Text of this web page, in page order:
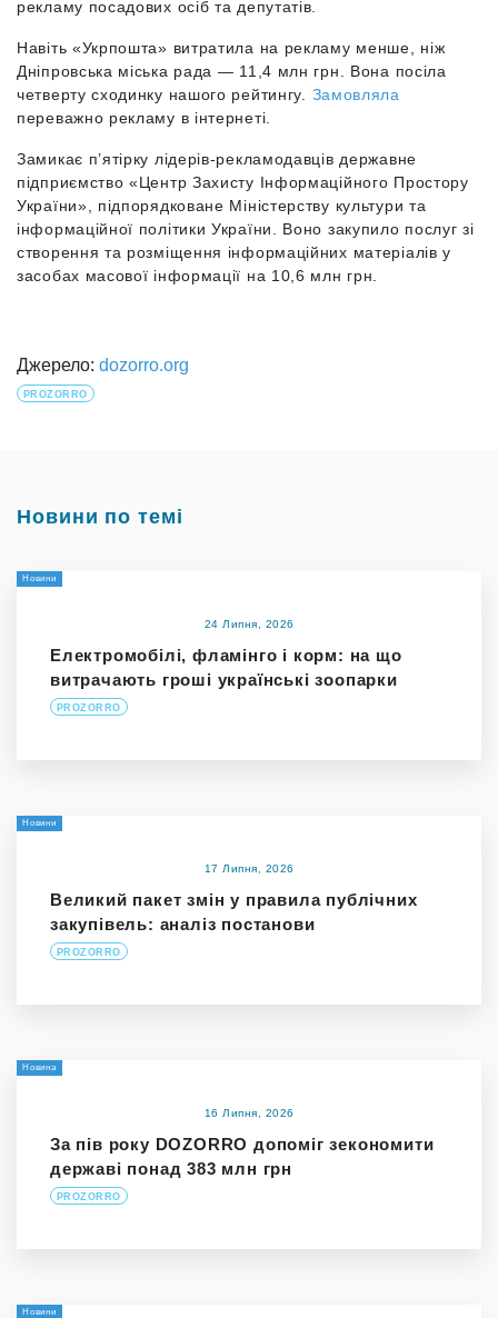
рекламу посадових осіб та депутатів.
Навіть «Укрпошта» витратила на рекламу менше, ніж
Дніпровська міська рада — 11,4 млн грн. Вона посіла
четверту сходинку нашого рейтингу. Замовляла
переважно рекламу в інтернеті.
Замикає п’ятірку лідерів-рекламодавців державне
підприємство «Центр Захисту Інформаційного Простору
України», підпорядковане Міністерству культури та
інформаційної політики України. Воно закупило послуг зі
створення та розміщення інформаційних матеріалів у
засобах масової інформації на 10,6 млн грн.
Джерело: dozorro.org
PROZORRO
Новини по темі
Новини
24 Липня, 2026
Електромобілі, фламінго і корм: на що
витрачають гроші українські зоопарки
PROZORRO
Новини
17 Липня, 2026
Великий пакет змін у правила публічних
закупівель: аналіз постанови
PROZORRO
Новина
16 Липня, 2026
За пів року DOZORRO допоміг зекономити
державі понад 383 млн грн
PROZORRO
Новини